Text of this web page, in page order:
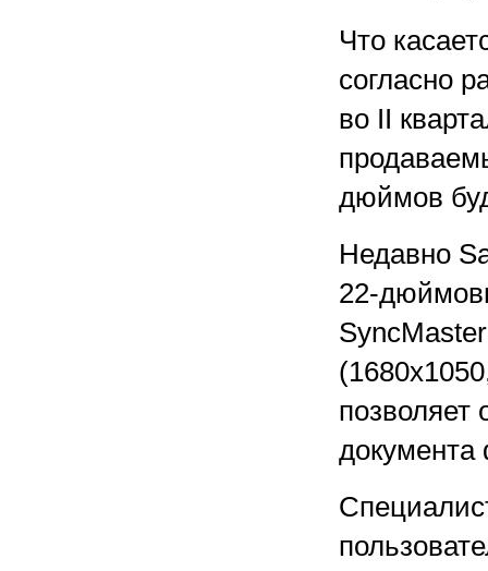
Что
согласно
во II
дюймов
Недавно
22-
позволяет